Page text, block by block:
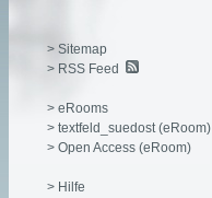
> Sitemap
> RSS Feed
> eRooms
> textfeld_suedost (eRoom)
> Open Access (eRoom)
> Hilfe